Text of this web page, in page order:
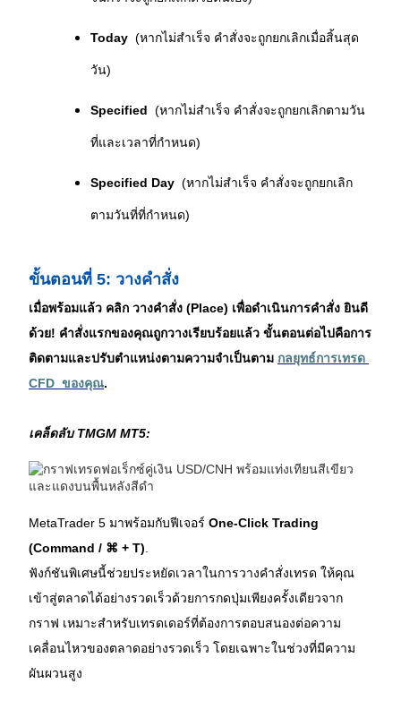
Today (หากไม่สำเร็จ คำสั่งจะถูกยกเลิกเมื่อสิ้นสุด
วัน)
Specified (หากไม่สำเร็จ คำสั่งจะถูกยกเลิกตามวัน
ที่และเวลาที่กำหนด)
Specified Day (หากไม่สำเร็จ คำสั่งจะถูกยกเลิก
ตามวันที่ที่กำหนด)
ขั้นตอนที่ 5: วางคำสั่ง
เมื่อพร้อมแล้ว คลิก วางคำสั่ง (Place) เพื่อดำเนินการคำสั่ง ยินดี
ด้วย! คำสั่งแรกของคุณถูกวางเรียบร้อยแล้ว ขั้นตอนต่อไปคือการ
ติดตามและปรับตำแหน่งตามความจำเป็นตาม กลยุทธ์การเทรด
CFD ของคุณ.
เคล็ดลับ TMGM MT5:
MetaTrader 5 มาพร้อมกับฟีเจอร์ One-Click Trading
(Command / ⌘ + T)
ฟังก์ชันพิเศษนี้ช่วยประหยัดเวลาในการวางคำสั่งเทรด ให้คุณ
เข้าสู่ตลาดได้อย่างรวดเร็วด้วยการกดปุ่มเพียงครั้งเดียวจาก
กราฟ เหมาะสำหรับเทรดเดอร์ที่ต้องการตอบสนองต่อความ
เคลื่อนไหวของตลาดอย่างรวดเร็ว โดยเฉพาะในช่วงที่มีความ
ผันผวนสูง